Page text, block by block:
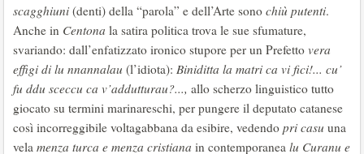
scagghiuni (denti) della “parola” e dell’Arte sono chiù putenti.
Anche in Centona la satira politica trova le sue sfumature,
svariando: dall’enfatizzato ironico stupore per un Prefetto vera
effigi di lu nnannalau (l’idiota): Biniditta la matri ca vi fici!... cu’
fu ddu sceccu ca v’addutturau?..., allo scherzo linguistico tutto
giocato su termini marinareschi, per pungere il deputato catanese
così incorreggibile voltagabbana da esibire, vedendo pri casu una
vela menza turca e menza cristiana in contemporanea lu Curanu e